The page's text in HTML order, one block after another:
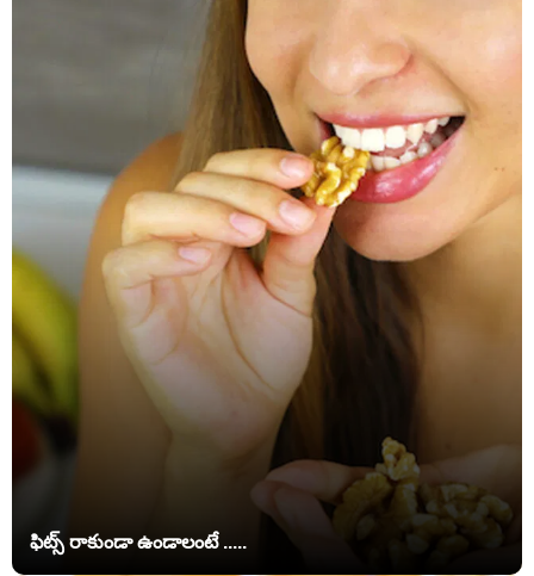
ఫిట్స్ రాకుండా ఉండాలంటే .....